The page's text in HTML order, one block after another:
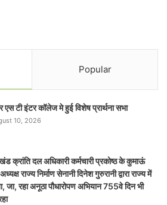
Popular
एस टी इंटर कॉलेज मे हुई विशेष प्रार्थना सभा
10, 2026
क्रांति दल अधिकारी कर्मचारी प्रकोष्ठ के कुमाऊं
राज्य निर्माण सेनानी दिनेश गुरुरानी द्वारा राज्य में
जा, रहा अनूठा पौधारोपण अभियान 755वे दिन भी